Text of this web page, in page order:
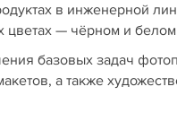
в инженерной
цветах — чёрном и
базовых задач
а также